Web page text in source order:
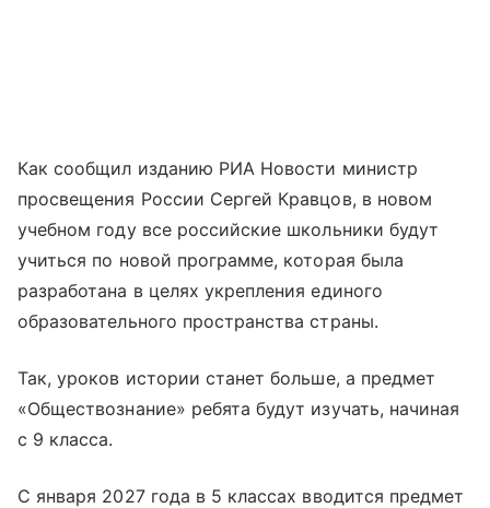
Как сообщил изданию РИА Новости министр
просвещения России Сергей Кравцов, в новом
учебном году все российские школьники будут
учиться по новой программе, которая была
разработана в целях укрепления единого
образовательного пространства страны.
Так, уроков истории станет больше, а предмет
«Обществознание» ребята будут изучать, начиная
с 9 класса.
С января 2027 года в 5 классах вводится предмет